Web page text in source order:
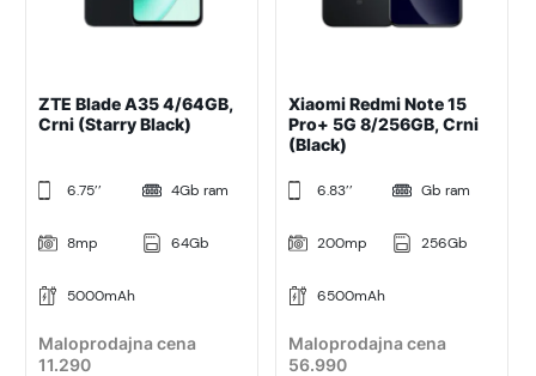
ZTE Blade A35 4/64GB,
Crni (Starry Black)
6.75’’ 4Gb ram
8mp 64Gb
5000mAh
Maloprodajna cena
11.290
Xiaomi Redmi Note 15
Pro+ 5G 8/256GB, Crni
(Black)
6.83’’ Gb ram
200mp 256Gb
6500mAh
Maloprodajna cena
56.990